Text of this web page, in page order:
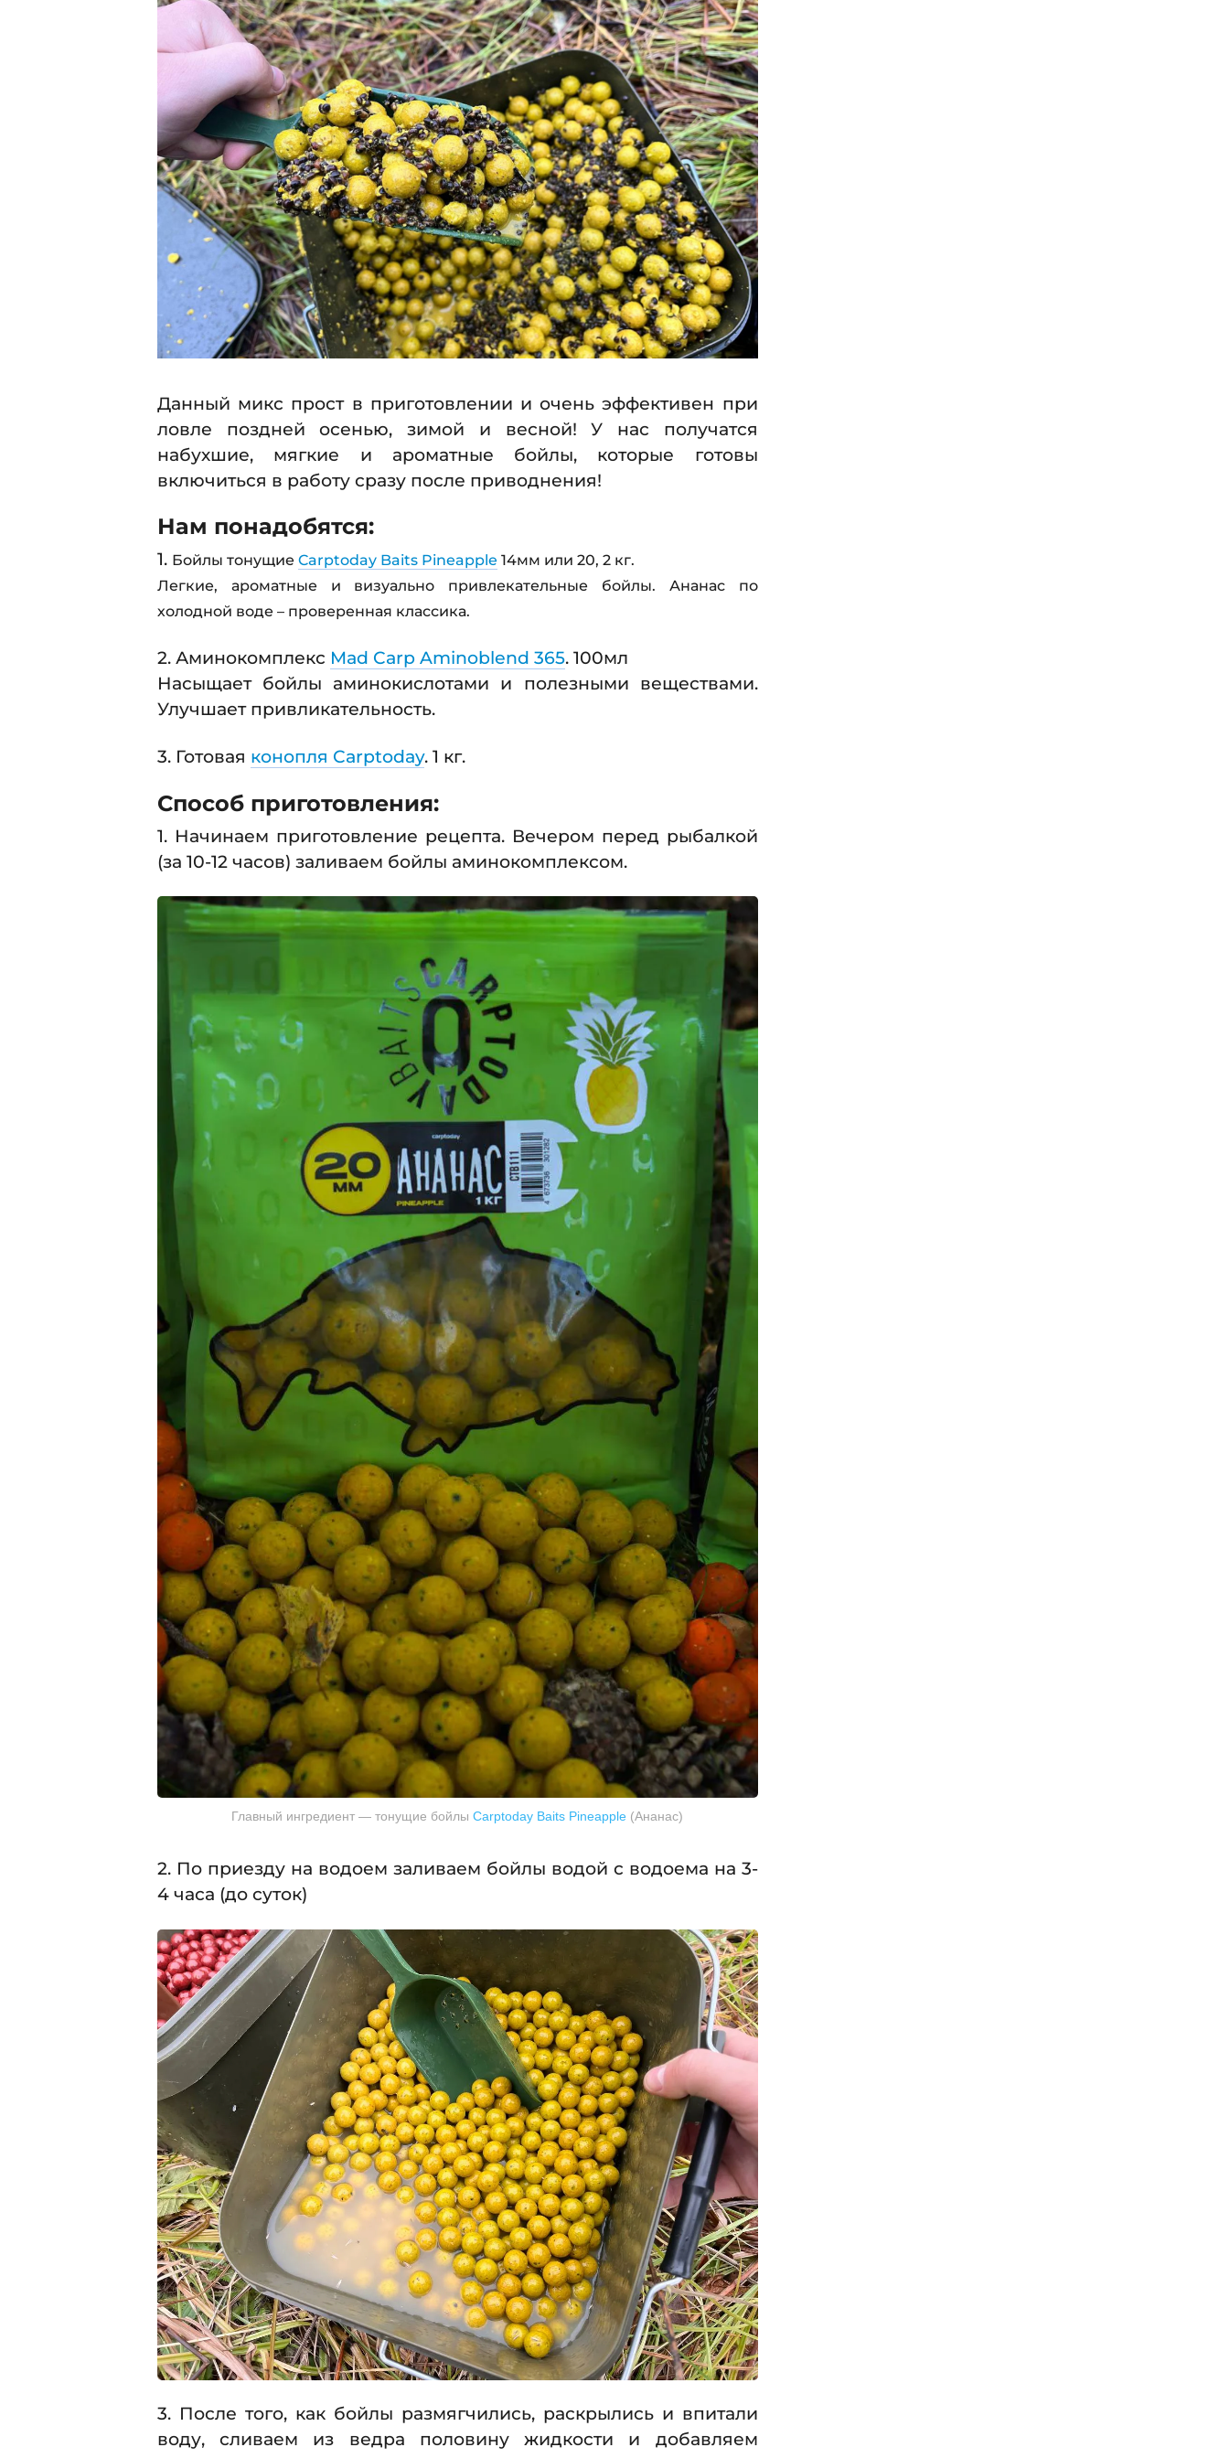
0
2
3
1
0
.
2
0
2
3
Данный микс прост в приготовлении и очень эффективен при
ловле поздней осенью, зимой и весной! У нас получатся
набухшие, мягкие и ароматные бойлы, которые готовы
включиться в работу сразу после приводнения!
Нам понадобятся:
1. Бойлы тонущие Carptoday Baits Pineapple 14мм или 20, 2 кг.
Легкие, ароматные и визуально привлекательные бойлы. Ананас по
холодной воде – проверенная классика.
2. Аминокомплекс Mad Carp Aminoblend 365. 100мл
Насыщает бойлы аминокислотами и полезными веществами.
Улучшает привликательность.
3. Готовая конопля Carptoday. 1 кг.
Способ приготовления:
1. Начинаем приготовление рецепта. Вечером перед рыбалкой
(за 10-12 часов) заливаем бойлы аминокомплексом.
Главный ингредиент — тонущие бойлыCarptoday Baits Pineapple (Ананас)
2. По приезду на водоем заливаем бойлы водой с водоема на 3-
4 часа (до суток)
3. После того, как бойлы размягчились, раскрылись и впитали
воду, сливаем из ведра половину жидкости и добавляем